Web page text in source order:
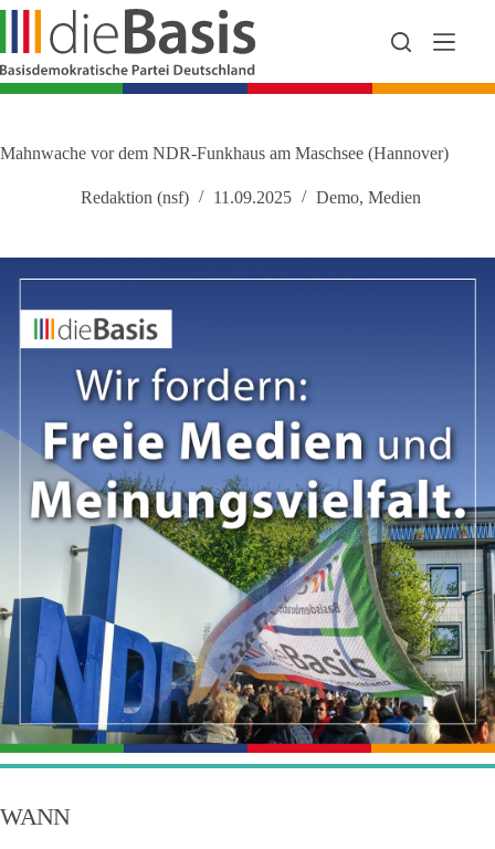
Zum
springen
Mahnwache vor dem NDR-Funkhaus am Maschsee (Hannover)
Redaktion (nsf) 11.09.2025 Demo, Medien
WANN